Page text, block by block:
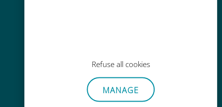
Refuse all cookies
MANAGE
Sin esfuerzo